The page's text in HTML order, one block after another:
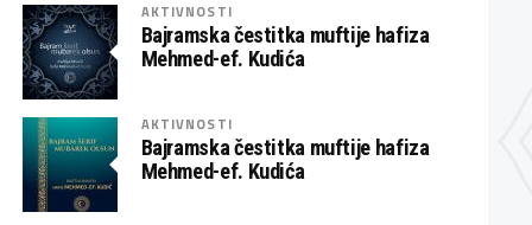
AKTIVNOSTI
Bajramska čestitka muftije hafiza
Mehmed-ef. Kudića
AKTIVNOSTI
Bajramska čestitka muftije hafiza
Mehmed-ef. Kudića